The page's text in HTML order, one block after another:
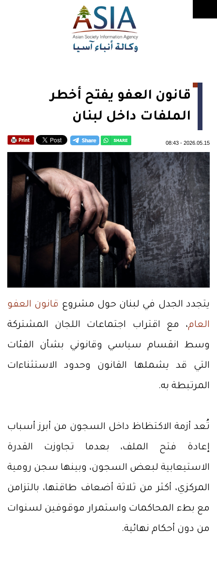
قانون العفو يفتح أخطر
الملفات داخل لبنان
2026.05.15
-
08:43
يتجدد الجدل في لبنان حول مشروع قانون العفو
العام، مع اقتراب اجتماعات اللجان المشتركة
وسط انقسام سياسي وقانوني بشأن الفئات
التي قد يشملها القانون وحدود الاستثناءات
المرتبطة به.
تُعد أزمة الاكتظاظ داخل السجون من أبرز أسباب
إعادة فتح الملف، بعدما تجاوزت القدرة
الاستيعابية لبعض السجون، وبينها سجن رومية
المركزي، أكثر من ثلاثة أضعاف طاقتها، بالتزامن
مع بطء المحاكمات واستمرار موقوفين لسنوات
من دون أحكام نهائية.